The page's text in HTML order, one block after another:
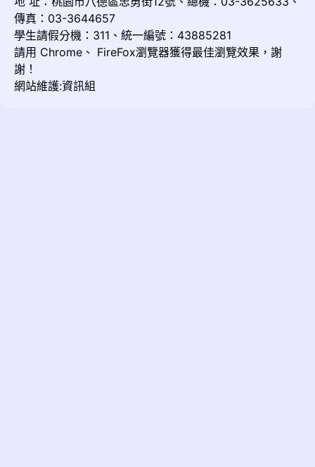
傳真：03-3644657
學生請假分機：311、統一編號：43885281
請用 Chrome 、 FireFox瀏覽器獲得最佳瀏覽效果，謝
謝！
網站維護:資訊組